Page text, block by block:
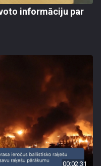
informāciju par
00:02:31